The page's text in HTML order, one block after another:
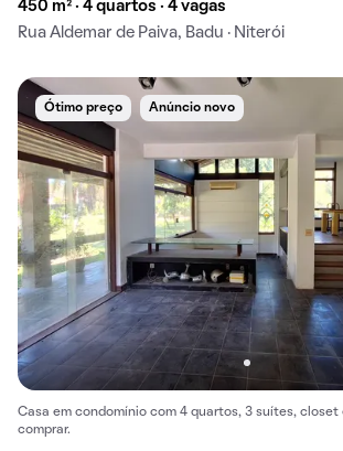
450 m² · 4 quartos · 4 vagas
Rua Aldemar de Paiva, Badu · Niterói
Ótimo preço Anúncio novo
Casa em condomínio com 4 quartos, 3 suítes, closet
comprar.